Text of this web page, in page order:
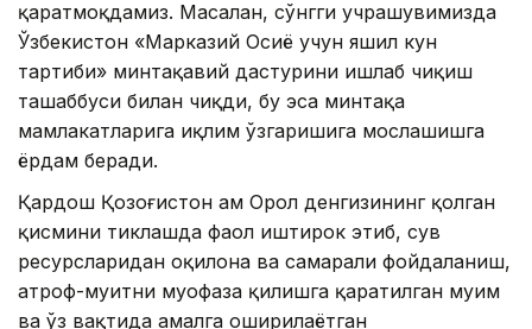
қаратмоқдамиз. Масалан, сўнгги учрашувимизда
Ўзбекистон «Марказий Осиё учун яшил кун
тартиби» минтақавий дастурини ишлаб чиқиш
ташаббуси билан чиқди, бу эса минтақа
мамлакатларига иқлим ўзгаришига мослашишга
ёрдам беради.
Қардош Қозоғистон ҳам Орол денгизининг қолган
қисмини тиклашда фаол иштирок этиб, сув
ресурсларидан оқилона ва самарали фойдаланиш,
атроф-муҳитни муҳофаза қилишга қаратилган муҳим
ва ўз вақтида амалга оширилаётган